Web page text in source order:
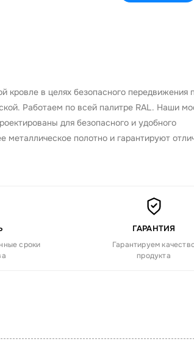
в целях безопасного передвижения
Работаем по всей палитре RAL. Наши
для безопасного и удобного
полотно и гарантируют
сроки
ГАРАНТИЯ
Гарантируем
продукта